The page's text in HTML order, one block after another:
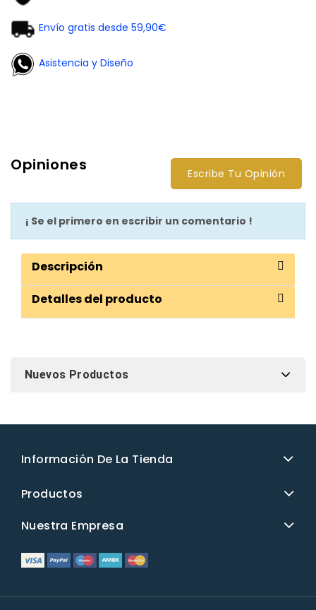
Envío gratis desde 59,90€
Asistencia y Diseño
Opiniones Escribe Tu Opinión
¡ Se el primero en escribir un comentario !
Descripción
Detalles del producto
Nuevos Productos
Información De La Tienda
Productos
Nuestra Empresa